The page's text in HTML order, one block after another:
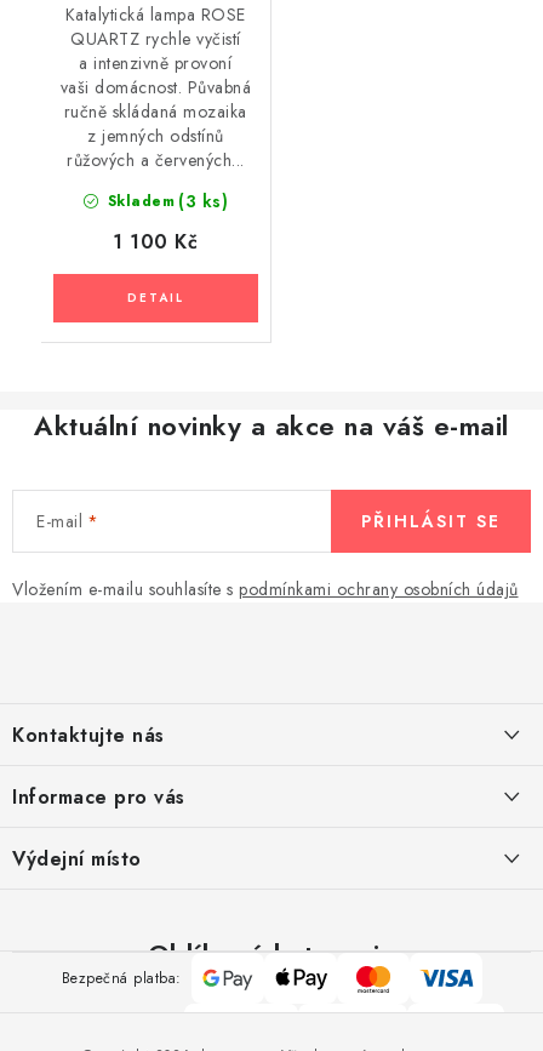
Skladem (3 ks)
1 100 Kč
Katalytická lampa ROSE
QUARTZ rychle vyčistí
a intenzivně provoní
vaši domácnost. Půvabná
ručně skládaná mozaika
z jemných odstínů
růžových a červených...
Aktuální novinky a akce na váš e-mail
E-mail
Vložením e-mailu souhlasíte s podmínkami ochrany osobních údajů
PŘIHLÁSIT SE
aKontaktujte nás
Potřebujete s něčím poradit? Jsme tu pro vás!
Informace pro vás
Obchodní podmínky
Výdejní místo
Oblíbené kategorie
Přikrývky
Bezpečná platba:
Pay
Pay
Mastercard